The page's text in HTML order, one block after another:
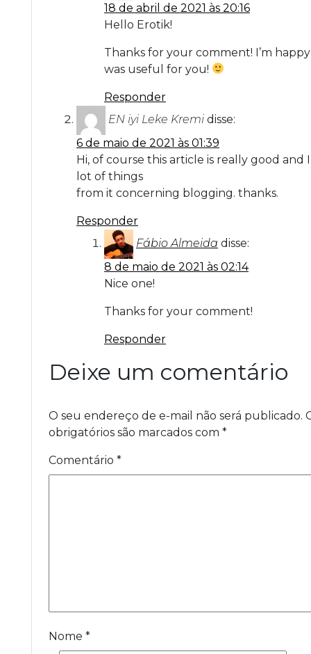
18 de abril de 2021 às 20:16
Hello Erotik!
Thanks for your comment! I’m
was useful for you!
Responder
EN iyi Leke Kremi disse:
6 de maio de 2021 às 01:39
Hi, of course this article is really good and
lot of things
from it concerning blogging. thanks.
Responder
Fábio Almeida disse:
8 de maio de 2021 às 02:14
Nice one!
Thanks for your comment!
Responder
Deixe um comentário
O seu endereço de e-mail não será publicado.
obrigatórios são marcados com *
Comentário *
Nome *